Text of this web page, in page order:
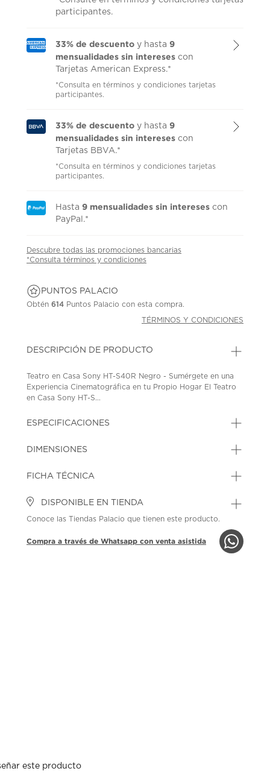
participantes.
33% de descuento y hasta9
mensualidades sin intereses con
Tarjetas American Express.*
*Consulta en términos y condiciones tarjetas
participantes.
33% de descuento y hasta9
mensualidades sin intereses con
Tarjetas BBVA.*
*Consulta en términos y condiciones tarjetas
participantes.
Hasta9 mensualidades sin intereses con
PayPal.*
Descubre todas las promociones bancarias
*Consulta términos y condiciones
PUNTOS PALACIO
Obtén614 Puntos Palacio con esta compra.
TÉRMINOS Y CONDICIONES
DESCRIPCIÓN DE PRODUCTO
Teatro en Casa Sony HT-S40R Negro - Sumérgete en una
Experiencia Cinematográfica en tu Propio Hogar El Teatro
en Casa Sony HT-S...
ESPECIFICACIONES
DIMENSIONES
FICHA TÉCNICA
DISPONIBLE EN TIENDA
Conoce las Tiendas Palacio que tienen este producto.
Compra a través de Whatsapp con venta asistida
este producto